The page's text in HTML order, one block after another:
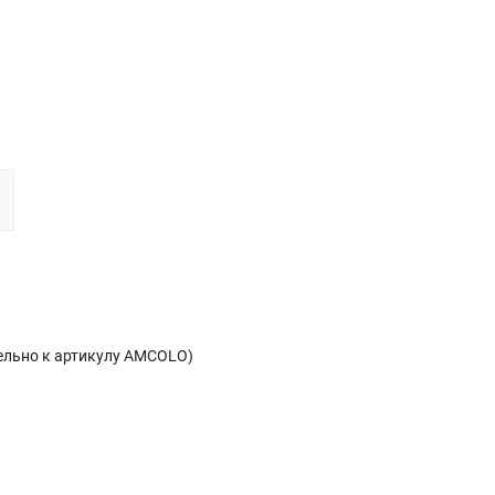
к артикулу AMCOLO)